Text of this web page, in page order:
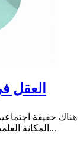
العقل
هناك حقيقة
المكانة العلمية أو المهنية، ومهما أحاط نفسه بهالة من الوقار...